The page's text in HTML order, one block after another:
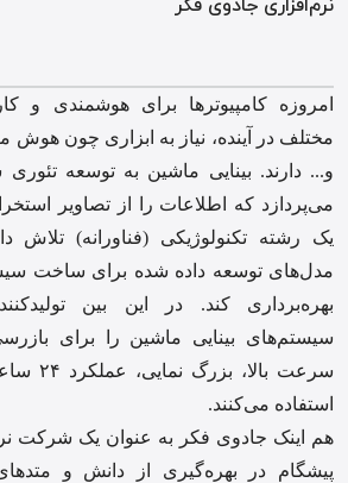
امروزه کامپیوترها برای هوشمندی و
مختلف در آینده، نیاز به ابزاری چون هوش
و... دارند. بینایی ماشین به توسعه
می‌پردازد که اطلاعات را از تصاویر
یک رشته تکنولوژیکی (فناورانه) تلاش
مدل‌های توسعه داده شده برای ساخت
بهره‌برداری کند. در این بین
سیستم‌های بینایی ماشین را برای
سرعت
استفاده می‌کنند.
هم اینک جادوی فکر به عنوان یک شرکت
پیشگام در بهره‌گیری از دانش و